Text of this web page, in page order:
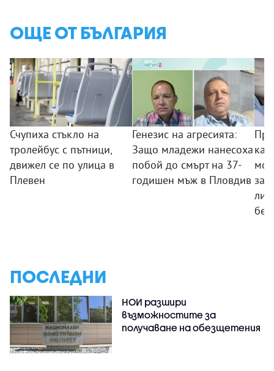
ОЩЕ ОТ БЪЛГАРИЯ
Счупиха стъкло на
тролейбус с пътници,
движел се по улица в
Плевен
Генезис на агресията:
Защо младежи нанесоха
побой до смърт на 37-
годишен мъж в Пловдив
ли
ПОСЛЕДНИ
НОИ разшири
възможностите за
получаване на обезщетения